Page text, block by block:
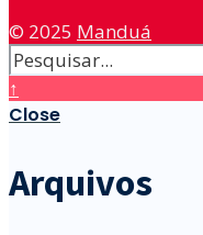
© 2025 Manduá
↑
Close
Arquivos